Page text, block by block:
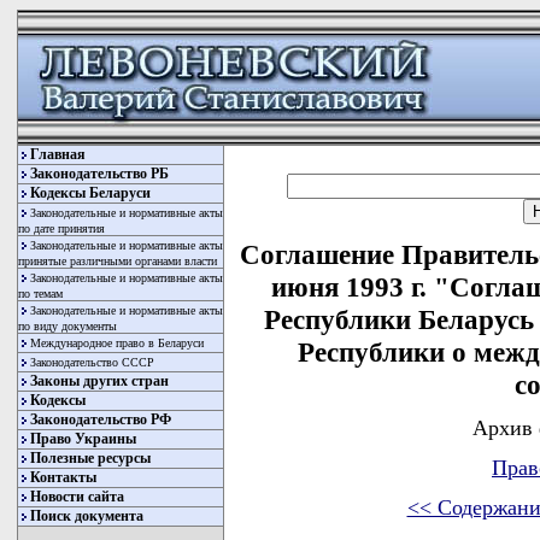
Главная
Законодательство РБ
Кодексы Беларуси
Законодательные и нормативные акты
по дате принятия
Законодательные и нормативные акты
принятые различными органами власти
Законодательные и нормативные акты
по темам
Законодательные и нормативные акты
по виду документы
Международное право в Беларуси
Законодательство СССР
Законы других стран
Кодексы
Законодательство РФ
Право Украины
Полезные ресурсы
Контакты
Новости сайта
Поиск документа
Соглашение
июня 1993 г.
Республики
Республики о
Архив
<<